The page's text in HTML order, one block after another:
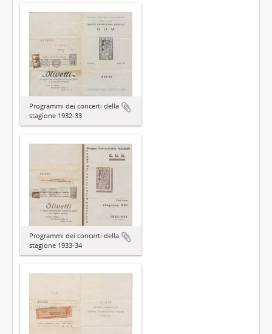
Programmi dei concerti della
stagione 1932-33
Programmi dei concerti della
stagione 1933-34